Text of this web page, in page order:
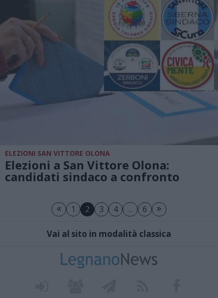
ELEZIONI SAN VITTORE OLONA
Elezioni a San Vittore Olona:
candidati sindaco a confronto
« 1 2 3 4 … 6 »
Vai al sito in modalità classica